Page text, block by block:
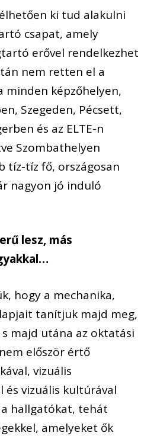
ki tud alakulni
csapat, amely
erővel rendelkezhet
nem retten el a
minden képzőhelyen,
Szegeden, Pécsett,
és az ELTE-n
Szombathelyen
tíz-tíz fő, országosan
nagyon jó induló
lesz, más
hogy a mechanika,
tanítjuk majd meg,
majd utána az oktatási
először értő
vizuális
és vizuális kultúrával
hallgatókat, tehát
amelyeket ők